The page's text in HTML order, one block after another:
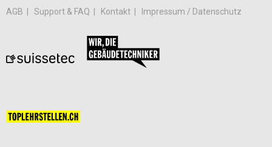
AGB Support & FAQ Kontakt Impressum / Datenschutz